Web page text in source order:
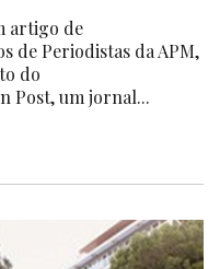
artigo de
de Periodistas da APM,
do
Post, um jornal...